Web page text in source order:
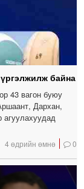
байна
43 вагон буюу
Дархан,
агуулахуудад
4 өдрийн өмнө 0